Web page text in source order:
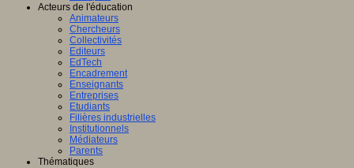
Acteurs de l'éducation
Animateurs
Chercheurs
Collectivités
Editeurs
EdTech
Encadrement
Enseignants
Entreprises
Etudiants
Filières industrielles
Institutionnels
Médiateurs
Parents
Thématiques